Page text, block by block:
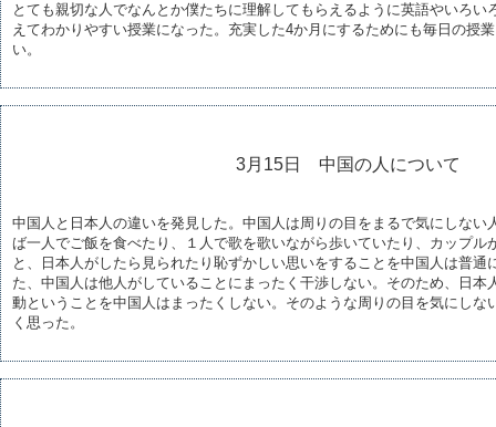
とても親切な人でなんとか僕たちに理解してもらえるように英語やいろい
えてわかりやすい授業になった。充実した4か月にするためにも毎日の授
い。
3月15日 中国の人について
中国人と日本人の違いを発見した。中国人は周りの目をまるで気にしない
ば一人でご飯を食べたり、１人で歌を歌いながら歩いていたり、カップル
と、日本人がしたら見られたり恥ずかしい思いをすることを中国人は普通
た、中国人は他人がしていることにまったく干渉しない。そのため、日本
動ということを中国人はまったくしない。そのような周りの目を気にしな
く思った。